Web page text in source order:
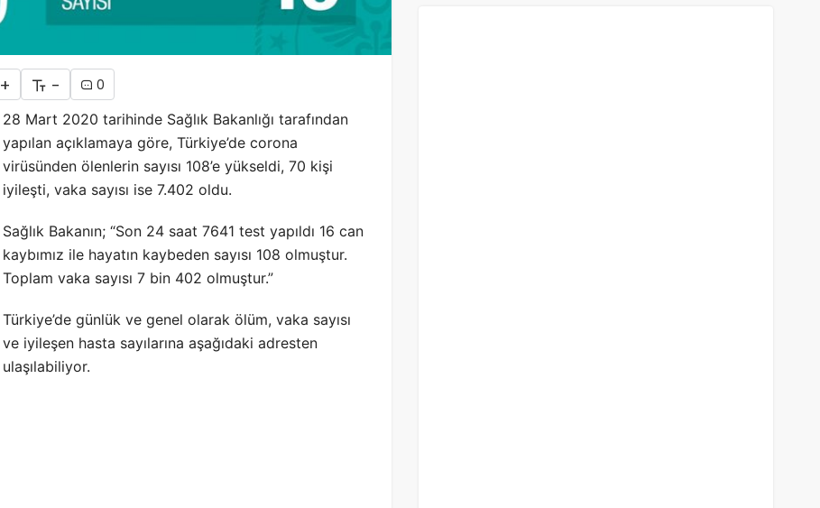
+ -
0
28 Mart 2020 tarihinde Sağlık Bakanlığı tarafından
yapılan açıklamaya göre, Türkiye’de corona
virüsünden ölenlerin sayısı 108’e yükseldi, 70 kişi
iyileşti, vaka sayısı ise 7.402 oldu.
Sağlık Bakanın; “Son 24 saat 7641 test yapıldı 16 can
kaybımız ile hayatın kaybeden sayısı 108 olmuştur.
Toplam vaka sayısı 7 bin 402 olmuştur.”
Türkiye’de günlük ve genel olarak ölüm, vaka sayısı
ve iyileşen hasta sayılarına aşağıdaki adresten
ulaşılabiliyor.